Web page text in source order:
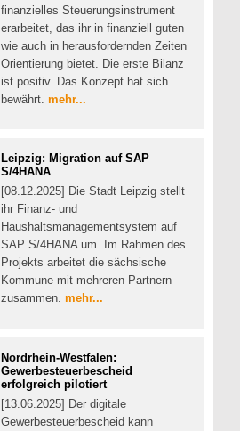
finanzielles Steuerungsinstrument
erarbeitet, das ihr in finanziell guten
wie auch in herausfordernden Zeiten
Orientierung bietet. Die erste Bilanz
ist positiv. Das Konzept hat sich
bewährt. mehr...
Leipzig: Migration auf SAP
S/4HANA
[08.12.2025] Die Stadt Leipzig stellt
ihr Finanz- und
Haushaltsmanagementsystem auf
SAP S/4HANA um. Im Rahmen des
Projekts arbeitet die sächsische
Kommune mit mehreren Partnern
zusammen. mehr...
Nordrhein-Westfalen:
Gewerbesteuerbescheid
erfolgreich pilotiert
[13.06.2025] Der digitale
Gewerbesteuerbescheid kann